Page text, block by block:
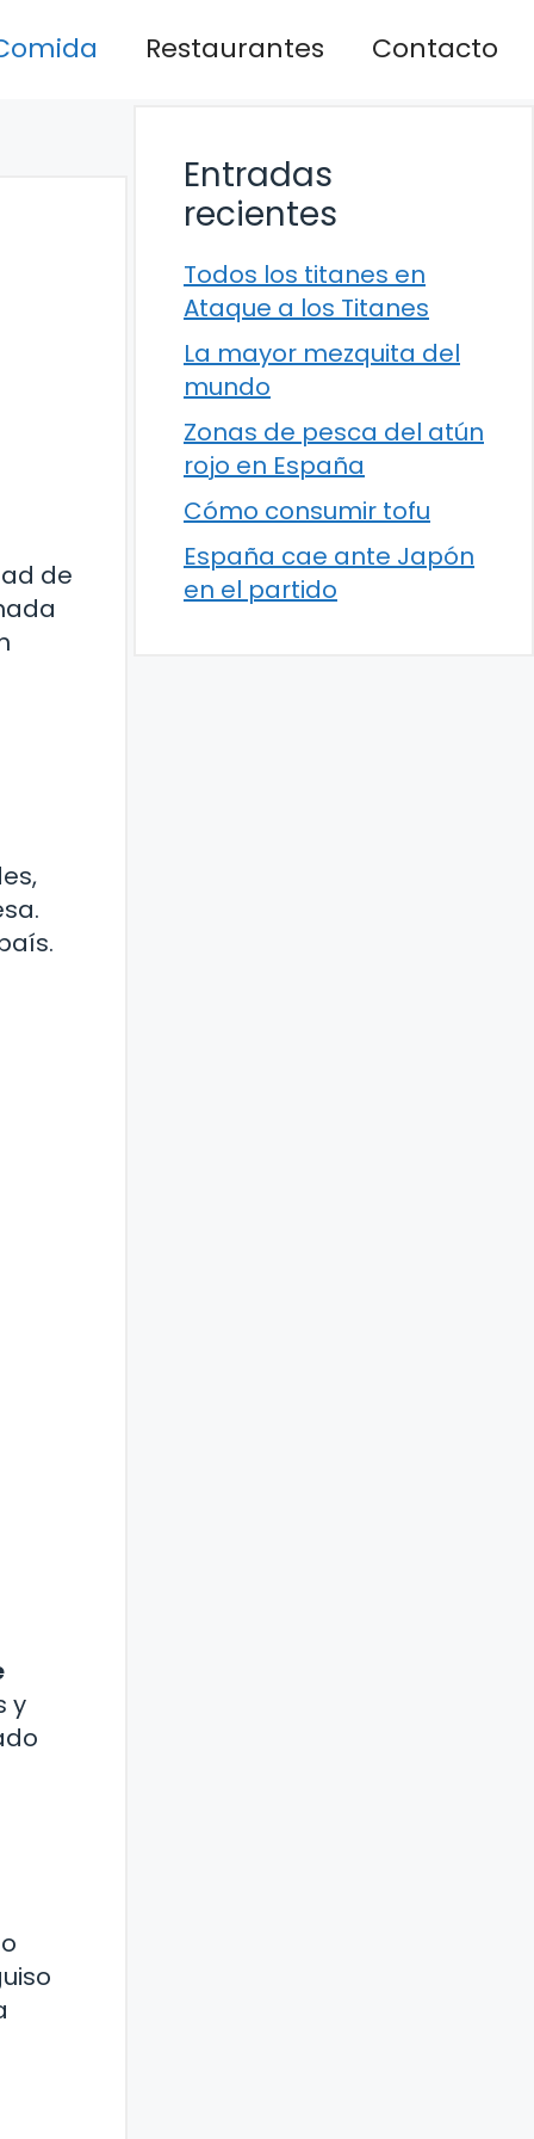
Restaurantes Contacto
de
y
Entradas
recientes
Todos los titanes en
Ataque a los Titanes
La mayor mezquita del
mundo
Zonas de pesca del atún
rojo en España
Cómo consumir tofu
España cae ante Japón
en el partido